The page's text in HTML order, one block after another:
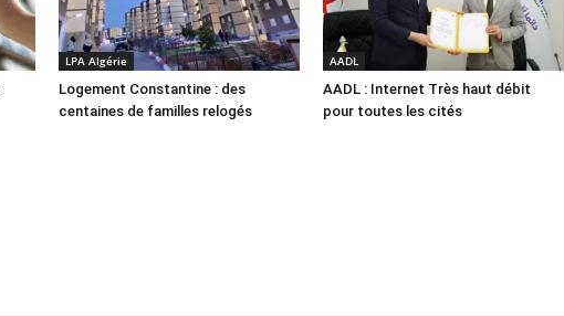
LPA Algérie
Logement Constantine : des
centaines de familles relogés
AADL
AADL : Internet Très haut débit
pour toutes les cités